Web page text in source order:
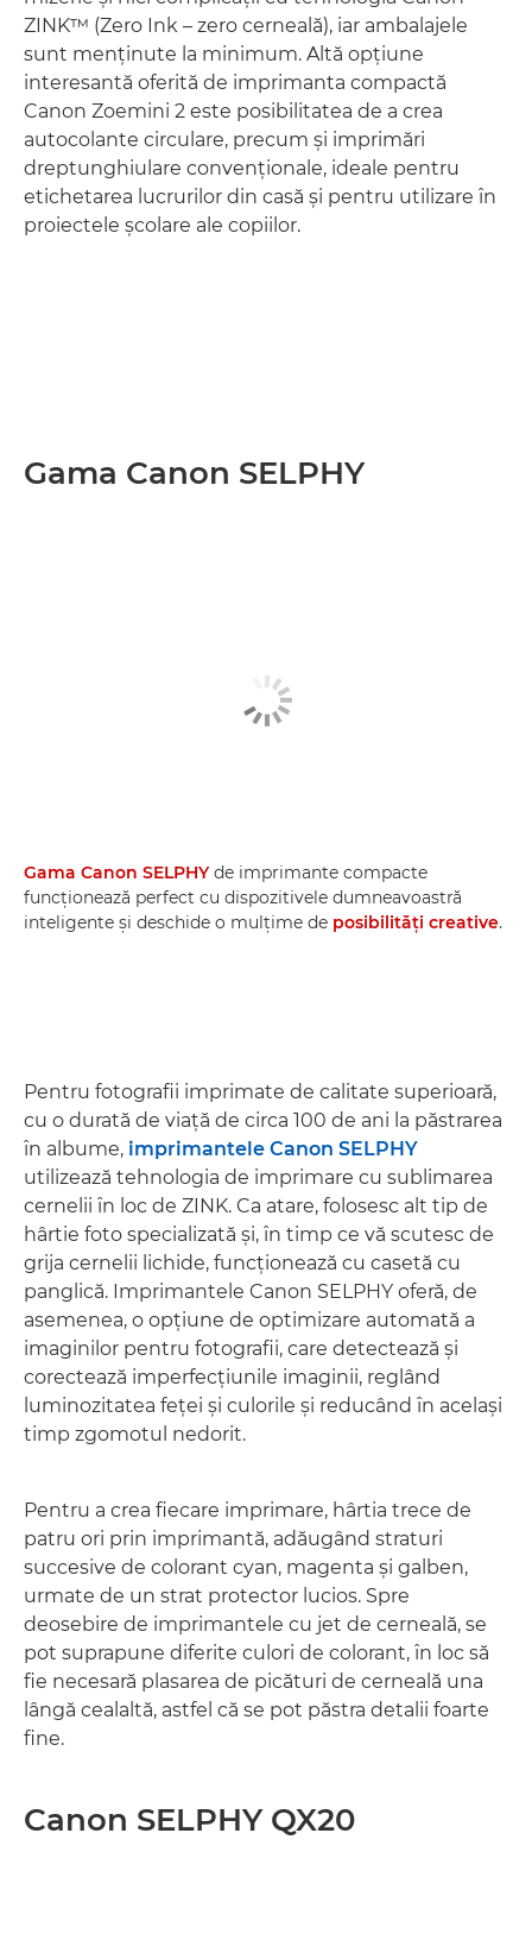
ZINK™ (Zero Ink – zero cerneală), iar ambalajele
sunt menţinute la minimum. Altă opţiune
interesantă oferită de imprimanta compactă
Canon Zoemini 2 este posibilitatea de a crea
autocolante circulare, precum şi imprimări
dreptunghiulare convenţionale, ideale pentru
etichetarea lucrurilor din casă şi pentru utilizare în
proiectele şcolare ale copiilor.
Gama Canon SELPHY
Gama Canon SELPHYde imprimante compacte
funcţionează perfect cu dispozitivele dumneavoastră
inteligente şi deschide o mulţime de posibilităţi creative.
Pentru fotografii imprimate de calitate superioară,
cu o durată de viaţă de circa 100 de ani la păstrarea
în albume, imprimantele Canon SELPHY
utilizează tehnologia de imprimare cu sublimarea
cernelii în loc de ZINK. Ca atare, folosesc alt tip de
hârtie foto specializată şi, în timp ce vă scutesc de
grija cernelii lichide, funcţionează cu casetă cu
panglică. Imprimantele Canon SELPHY oferă, de
asemenea, o opţiune de optimizare automată a
imaginilor pentru fotografii, care detectează şi
corectează imperfecţiunile imaginii, reglând
luminozitatea feţei şi culorile şi reducând în acelaşi
timp zgomotul nedorit.
Pentru a crea fiecare imprimare, hârtia trece de
patru ori prin imprimantă, adăugând straturi
succesive de colorant cyan, magenta şi galben,
urmate de un strat protector lucios. Spre
deosebire de imprimantele cu jet de cerneală, se
pot suprapune diferite culori de colorant, în loc să
fie necesară plasarea de picături de cerneală una
lângă cealaltă, astfel că se pot păstra detalii foarte
fine.
Canon SELPHY QX20